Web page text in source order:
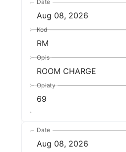
Date
Kod
Opis
Opłaty
Date